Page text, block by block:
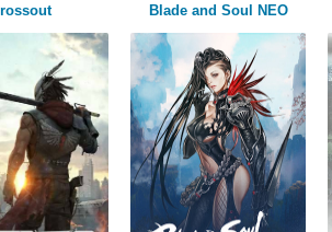
Blade and Soul NEO